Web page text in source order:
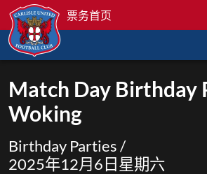
票务首页
Match Day Birthday
Woking
Birthday Parties /
2025年12月6日星期六